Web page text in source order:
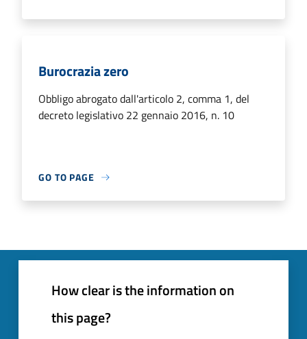
Burocrazia zero
Obbligo abrogato dall'articolo 2, comma 1, del
decreto legislativo 22 gennaio 2016, n. 10
GO TO PAGE
How clear is the information on
this page?